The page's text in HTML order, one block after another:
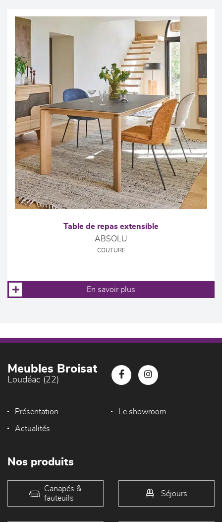
Table de repas extensible
ABSOLU
COUTURE
En savoir plus
Meubles Broisat
Loudéac (22)
Présentation Le showroom
Actualités
Nos produits
Canapés &
fauteuils
Séjours